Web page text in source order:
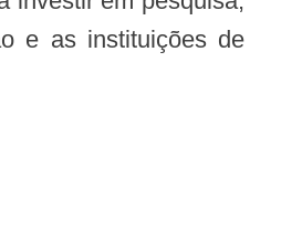
e as instituições de